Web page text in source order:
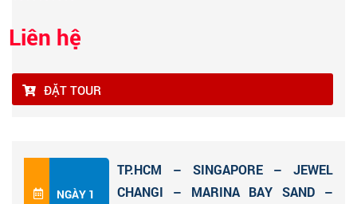
Liên hệ
ĐẶT TOUR
NGÀY 1
TP.HCM – SINGAPORE – JEWEL
CHANGI – MARINA BAY SAND –